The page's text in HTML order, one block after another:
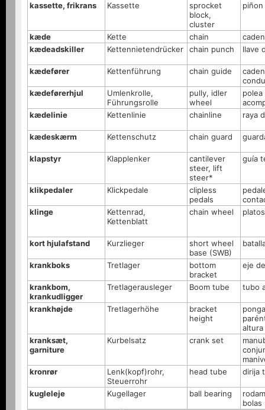
kassette, frikrans Kassette
sprocket
block,
cluster
kæde Kette chain
kædeadskiller
Kettennietendrücker chain punch llave
kædefører Kettenführung chain guide
kædeførerhjul
Umlenkrolle,
Führungsrolle
pully, idler
wheel
polea
kædelinie
Kettenlinie chainline raya
kædeskærm Kettenschutz chain guard
klapstyr Klapplenker
cantilever
steer, lift
steer*
guía
klikpedaler Klickpedale
clipless
pedals
klinge
Kettenrad,
Kettenblatt
chain wheel platos
kort hjulafstand Kurzlieger
short wheel
base (SWB)
krankboks Tretlager
bottom
bracket
eje
krankbom,
krankudligger
Tretlagerausleger Boom tube tubo
krankhøjde Tretlagerhöhe
bracket
height
altura
kranksæt,
garniture
Kurbelsatz crank set
kronrør
Lenk(kopf)rohr,
Steuerrohr
head tube dirija
kugleleje Kugellager ball bearing
bolas